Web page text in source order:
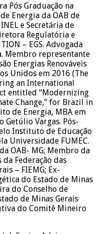
Pós Graduação na
Energia da OAB de
e Secretária de
Regulatória e
– EGS. Advogada
Membro representante
Energias Renováveis
Unidos em 2016 (The
an International
entitled “Modernizing
Change,” for Brazil in
de Energia, MBA em
Getúlio Vargas. Pós-
Instituto de Educação
Universidade FUMEC.
OAB- MG; Membro da
da Federação das
– FIEMG; Ex-
do Estado de Minas
do Conselho de
de Minas Gerais
do Comitê Mineiro